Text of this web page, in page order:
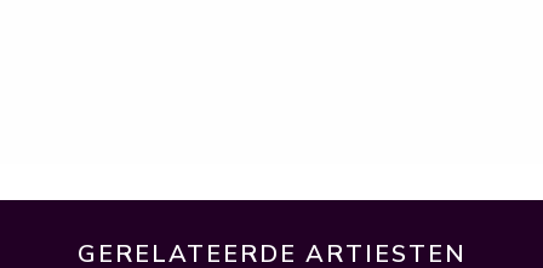
GERELATEERDE ARTIESTEN